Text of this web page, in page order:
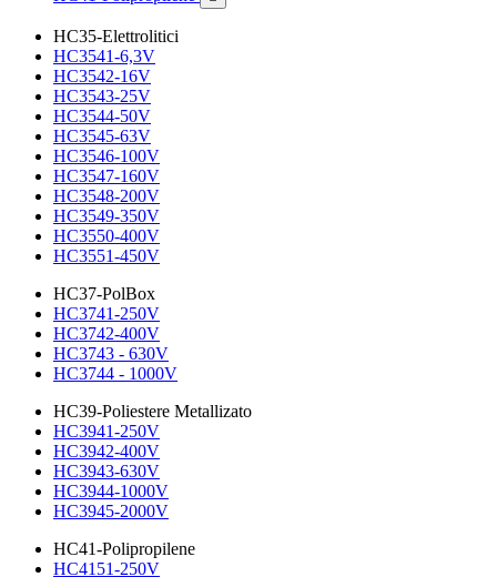
HC35-Elettrolitici
HC3541-6,3V
HC3542-16V
HC3543-25V
HC3544-50V
HC3545-63V
HC3546-100V
HC3547-160V
HC3548-200V
HC3549-350V
HC3550-400V
HC3551-450V
HC37-PolBox
HC3741-250V
HC3742-400V
HC3743 - 630V
HC3744 - 1000V
HC39-Poliestere Metallizato
HC3941-250V
HC3942-400V
HC3943-630V
HC3944-1000V
HC3945-2000V
HC41-Polipropilene
HC4151-250V